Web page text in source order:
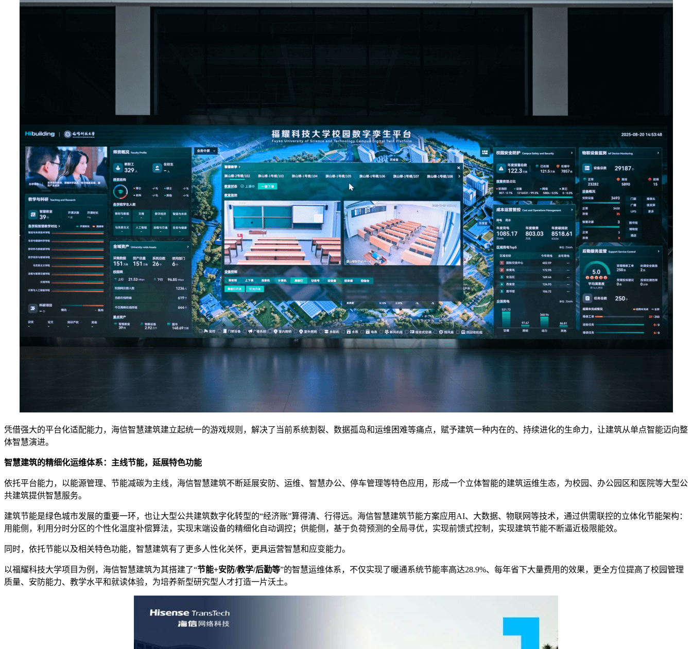
凭借强大的平台化适配能力，海信智慧建筑建立起统一的游戏规则，解决了当前系统割裂、数据孤岛和运维困难等痛点，赋予建筑一种内在的、持续进化的生命力，让建筑从单点智能迈向整
体智慧演进。
智慧建筑的精细化运维体系：主线节能，延展特色功能
依托平台能力，以能源管理、节能减碳为主线，海信智慧建筑不断延展安防、运维、智慧办公、停车管理等特色应用，形成一个立体智能的建筑运维生态，为校园、办公园区和医院等大型公
共建筑提供智慧服务。
建筑节能是绿色城市发展的重要一环，也让大型公共建筑数字化转型的“经济账”算得清、行得远。海信智慧建筑节能方案应用AI、大数据、物联网等技术，通过供需联控的立体化节能架构：
用能侧，利用分时分区的个性化温度补偿算法，实现末端设备的精细化自动调控；供能侧，基于负荷预测的全局寻优，实现前馈式控制，实现建筑节能不断逼近极限能效。
同时，依托节能以及相关特色功能，智慧建筑有了更多人性化关怀，更具运营智慧和应变能力。
以福耀科技大学项目为例，海信智慧建筑为其搭建了“节能+安防/教学/后勤等”的智慧运维体系，不仅实现了暖通系统节能率高达28.9%、每年省下大量费用的效果，更全方位提高了校园管理
质量、安防能力、教学水平和就读体验，为培养新型研究型人才打造一片沃土。